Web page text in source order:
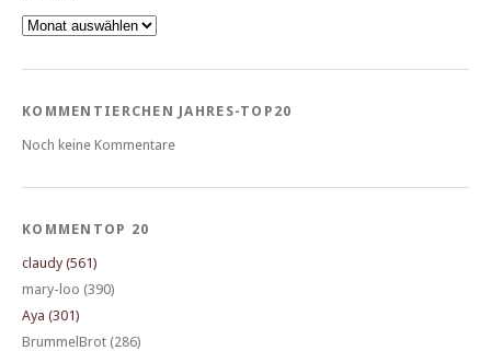
Archiv
KOMMENTIERCHEN JAHRES-TOP20
Noch keine Kommentare
KOMMENTOP 20
claudy (561)
mary-loo (390)
Aya (301)
BrummelBrot (286)